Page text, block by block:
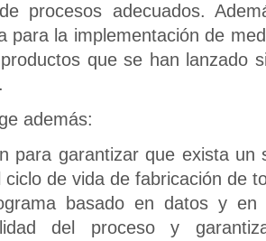
procesos adecuados.
para la implementación de
que se han lanzado
además:
para garantizar que exista un
ciclo de vida de fabricación de
basado en datos y
del proceso y